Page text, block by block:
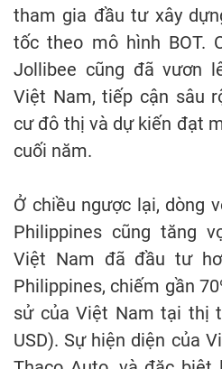
tham gia đầu tư xây
tốc theo mô hình BOT.
Jollibee cũng đã vươn
Việt Nam, tiếp cận sâu
cư đô thị và dự kiến đạt
cuối năm.
Ở chiều ngược lại, dòng
Philippines cũng tăng
Việt Nam đã đầu tư
Philippines, chiếm gần
sử của Việt Nam tại thị
USD). Sự hiện diện của